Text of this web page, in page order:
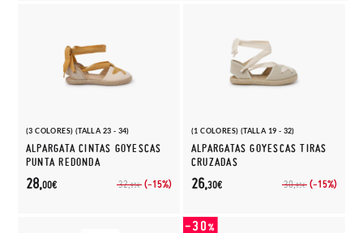
(3 COLORES) (TALLA 23 - 34)
ALPARGATA CINTAS GOYESCAS
PUNTA REDONDA
32,95€ (-15%)
28,00€
(1 COLORES) (TALLA 19 - 32)
ALPARGATAS GOYESCAS TIRAS
CRUZADAS
30,95€ (-15%)
26,30€